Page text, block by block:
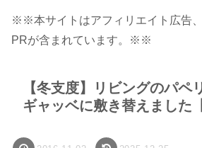
※※本サイトはアフィリエイト広告、
PRが含まれています。※※
【冬支度】リビングのパペ
ギャッベに敷き替えました